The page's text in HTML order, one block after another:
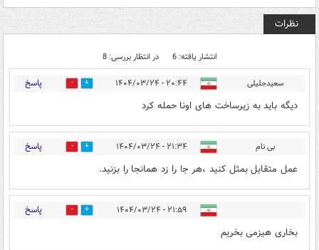
نظرات
انتشار یافته: 6 در انتظار بررسی: 8
سعیدجلیلی ۲۰:۴۴ - ۱۴۰۴/۰۳/۲۴ 0 پاسخ
دیگه باید به زیرساخت های اونا حمله کرد
بی نام ۲۱:۳۴ - ۱۴۰۴/۰۳/۲۴ 0 پاسخ
عمل متقابل بمثل کنید ،هر جا را زد همانجا را بزنید.
۲۱:۵۹ - ۱۴۰۴/۰۳/۲۴ 0 پاسخ
بخاری هیزمی بخریم